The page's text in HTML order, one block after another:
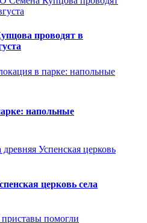
проводят в
напольные
церковь села